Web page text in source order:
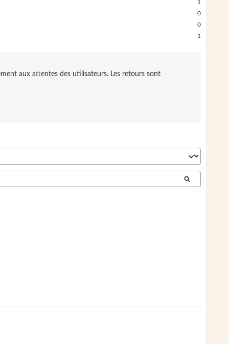
1
0
0
1
aux attentes des utilisateurs. Les retours sont